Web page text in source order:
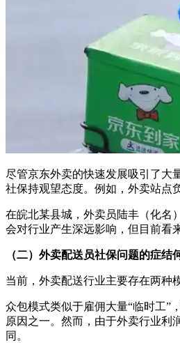
尽管京东外卖的快速发展吸引了大
社保持观望态度。例如，外卖站点
在皖北某县城，外卖员陆丰（化名
会对行业产生深远影响，但目前看
（二）外卖配送员社保问题的症结
当前，外卖配送行业主要存在两种
众包模式类似于雇佣大量“临时工”
原因之一。然而，由于外卖行业利
同。